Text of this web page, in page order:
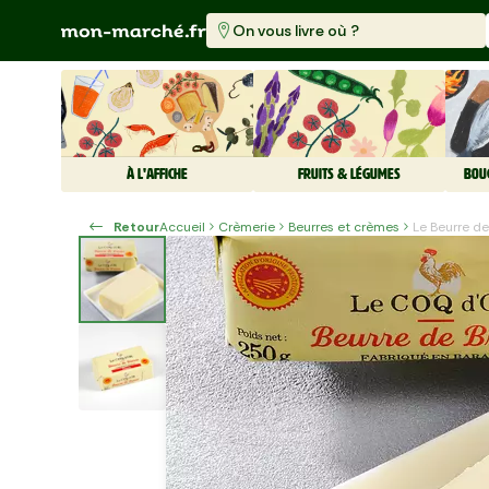
On vous livre où ?
À L'AFFICHE FRUITS & LÉGUMES
RetourAccueil Crèmerie Beurres et crèmes Le Beurre